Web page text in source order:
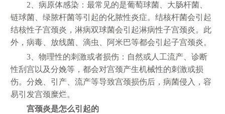
2、病原体感染：最常见的是葡萄球菌、大肠杆菌、
链球菌、绿脓杆菌等引起的化脓性炎症。结核杆菌会引起
结核性子宫颈炎，淋病双球菌会引起淋病性子宫颈炎。此
外，病毒、放线菌、滴虫、阿米巴等都会引起子宫颈炎。
3、物理性的刺激或者损伤：自然或人工流产、诊断
性刮宫以及分娩等，都会对宫颈产生机械性的刺激或损
伤。分娩、引产、流产等导致宫颈损伤后，病菌侵入，容
易引发宫颈糜烂。
宫颈炎是怎么引起的